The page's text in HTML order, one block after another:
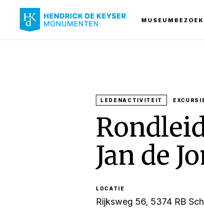
MUSEUMBEZOEK
LEDENACTIVITEIT
Jan de
LOCATIE
Rijksweg 56, 5374 RB